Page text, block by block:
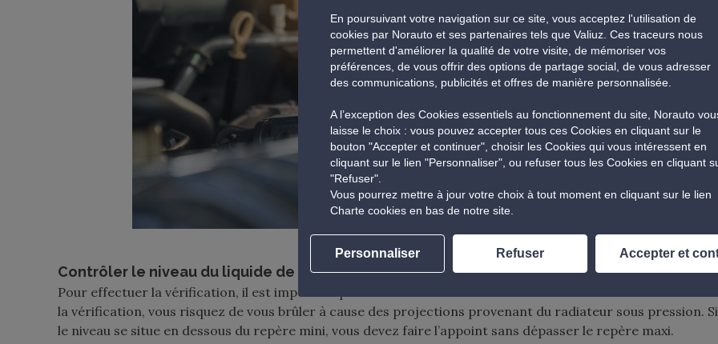
Contrôler le niveau du liquide de refroidissement
Pour effectuer la vérification, il est impératif que le moteur soit froid. Si le moteur est encore chaud lors de
la vérification, vous risquez de vous brûler à cause des projections provenant du radiateur sous pression. Si
le niveau se situe en dessous du repère mini, vous devez faire l’appoint sans dépasser le repère maxi.
En poursuivant votre navigation sur ce site, vous acceptez l'utilisation de
cookies par Norauto et ses partenaires tels que Valiuz. Ces traceurs nous
permettent d'améliorer la qualité de votre visite, de mémoriser vos
préférences, de vous offrir des options de partage social, de vous adresser
des communications, publicités et offres de manière personnalisée.
A l’exception des Cookies essentiels au fonctionnement du site, Norauto
laisse le choix : vous pouvez accepter tous ces Cookies en cliquant sur le
bouton "Accepter et continuer", choisir les Cookies qui vous intéressent en
cliquant sur le lien "Personnaliser", ou refuser tous les Cookies en cliquant
"Refuser".
Vous pourrez mettre à jour votre choix à tout moment en cliquant sur le lien
Charte cookies en bas de notre site.
Personnaliser Refuser Accepter et